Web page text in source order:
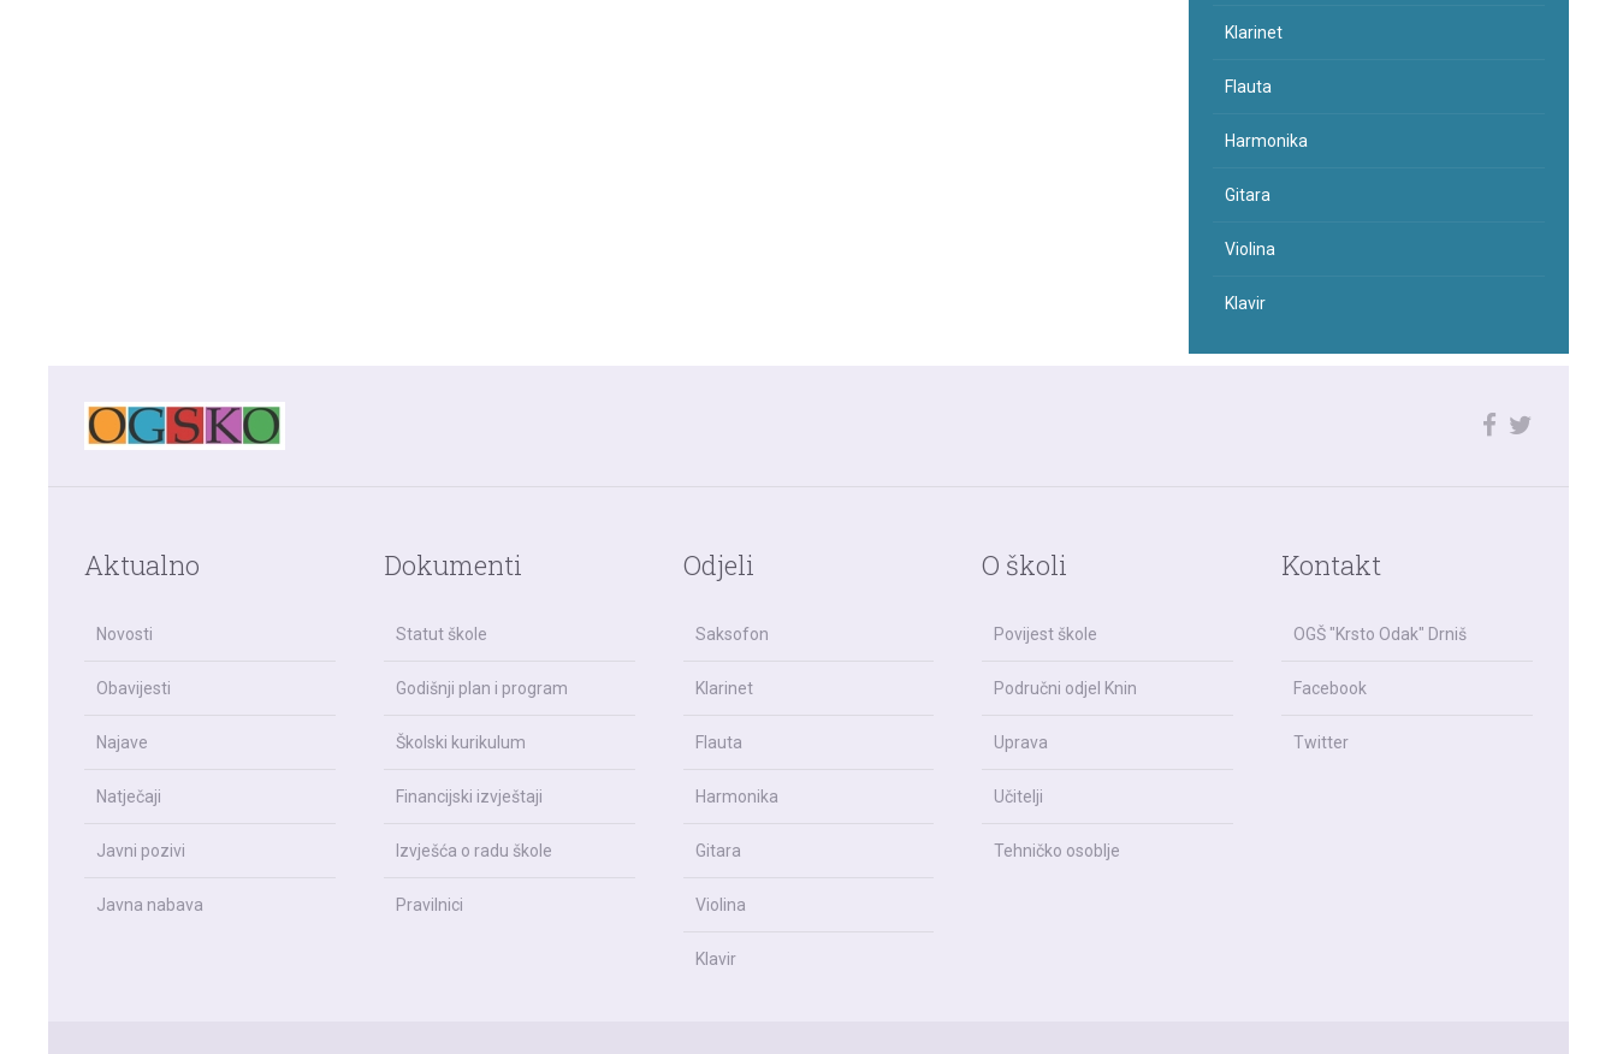
Klarinet
Flauta
Harmonika
Gitara
Violina
Klavir
Aktualno
Novosti
Obavijesti
Najave
Natječaji
Javni pozivi
Javna nabava
Dokumenti
Statut škole
Godišnji plan i program
Školski kurikulum
Financijski izvještaji
Izvješća o radu škole
Pravilnici
Odjeli
Saksofon
Klarinet
Flauta
Harmonika
Gitara
Violina
Klavir
O školi
Povijest škole
Područni odjel Knin
Uprava
Učitelji
Tehničko osoblje
Kontakt
OGŠ "Krsto Odak" Drniš
Facebook
Twitter